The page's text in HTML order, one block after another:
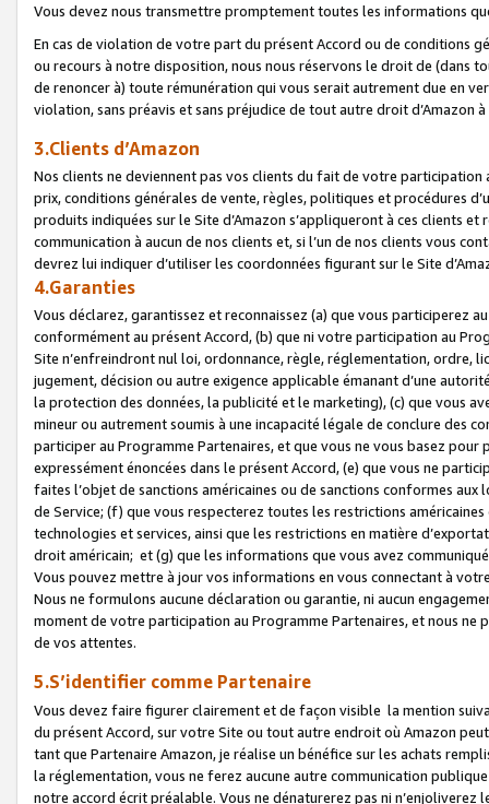
Vous devez nous transmettre promptement toutes les informations
En cas de violation de votre part du présent Accord ou de conditions
ou recours à notre disposition, nous nous réservons le droit de (dans
de renoncer à) toute rémunération qui vous serait autrement due en
violation, sans préavis et sans préjudice de tout autre droit
3.Clients d’Amazon
Nos clients ne deviennent pas vos clients du fait de votre
prix, conditions générales de vente, règles, politiques et procédures
produits indiquées sur le Site d’Amazon s’appliqueront à ces clients
communication à aucun de nos clients et, si l’un de nos clients vous
devrez lui indiquer d’utiliser les coordonnées figurant sur le Site
4.Garanties
Vous déclarez, garantissez et reconnaissez (a) que vous participerez
conformément au présent Accord, (b) que ni votre participation au
Site n’enfreindront nul loi, ordonnance, règle, réglementation, ordre,
jugement, décision ou autre exigence applicable émanant d’une
la protection des données, la publicité et le marketing), (c) que vous
mineur ou autrement soumis à une incapacité légale de conclure des
participer au Programme Partenaires, et que vous ne vous basez
expressément énoncées dans le présent Accord, (e) que vous ne
faites l’objet de sanctions américaines ou de sanctions conformes
de Service; (f) que vous respecterez toutes les restrictions
technologies et services, ainsi que les restrictions en matière
droit américain; et (g) que les informations que vous avez
Vous pouvez mettre à jour vos informations en vous connectant à
Nous ne formulons aucune déclaration ou garantie, ni aucun
moment de votre participation au Programme Partenaires, et nous
de vos attentes.
5.S’identifier comme Partenaire
Vous devez faire figurer clairement et de façon visible la mention
du présent Accord, sur votre Site ou tout autre endroit où Amazon
tant que Partenaire Amazon, je réalise un bénéfice sur les achats
la réglementation, vous ne ferez aucune autre communication
notre accord écrit préalable. Vous ne dénaturerez pas ni